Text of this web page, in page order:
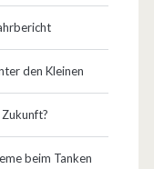
den Kleinen
beim Tanken